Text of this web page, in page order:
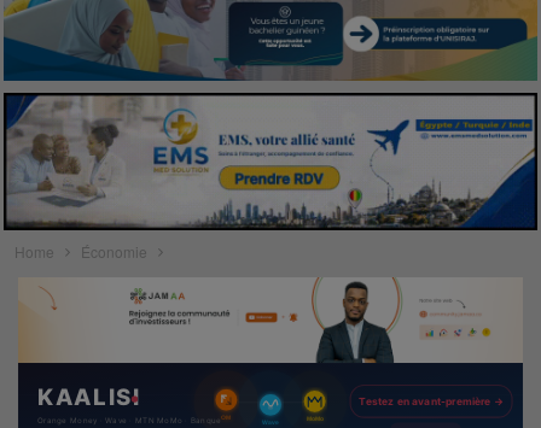
Home Économie